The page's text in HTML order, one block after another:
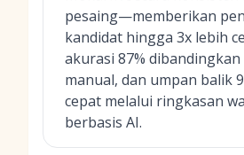
pesaing—memberikan
kandidat hingga 3x lebih
akurasi 87%
manual, dan umpan balik
cepat melalui ringkasan
berbasis AI.